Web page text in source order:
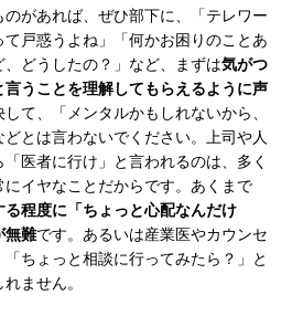
があれば、ぜひ部下に、「テレワー
戸惑うよね」「何かお困りのことあ
どうしたの？」など、まずは気がつ
うことを理解してもらえるように声
して、「メンタルかもしれないから、
とは言わないでください。上司や人
医者に行け」と言われるのは、多く
イヤなことだからです。あくまで
る程度に「ちょっと心配なんだけ
無難です。あるいは産業医やカウンセ
ちょっと相談に行ってみたら？」と
れません。